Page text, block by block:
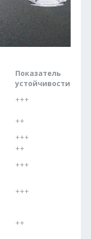
Показатель
устойчивости
+++
++
+++
++
+++
+++
++